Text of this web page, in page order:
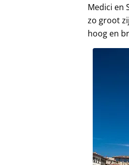
Medici en
zo groot
hoog en